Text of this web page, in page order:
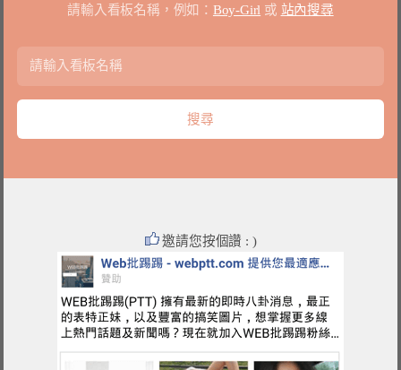
請輸入看板名稱，例如： Boy-Girl 或 站內搜尋
邀請您按個讚 : )